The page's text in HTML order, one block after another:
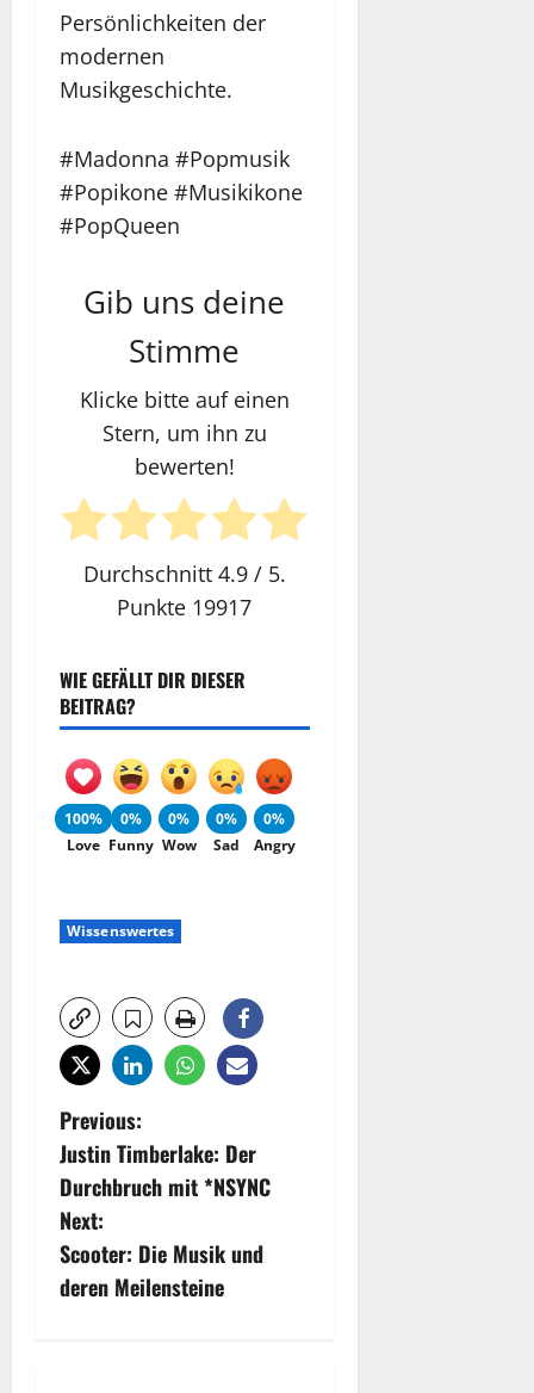
Persönlichkeiten der
modernen
Musikgeschichte.
#Madonna #Popmusik
#Popikone #Musikikone
#PopQueen
Gib uns deine
Stimme
Klicke bitte auf einen
Stern, um ihn zu
bewerten!
Durchschnitt 4.9/ 5.
Punkte 19917
WIE GEFÄLLT DIR DIESER
BEITRAG?
100%
Love
0%
Funny
0%
Wow
0%
Sad
0%
Angry
Wissenswertes
P
o
s
t
Previous:
Justin Timberlake: Der
Durchbruch mit *NSYNC
Next:
Scooter: Die Musik und
deren Meilensteine